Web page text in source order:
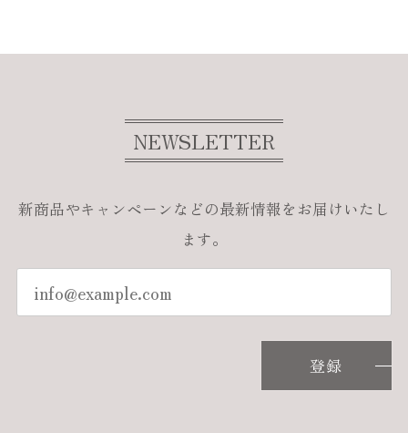
NEWSLETTER
新商品やキャンペーンなどの最新情報をお届けいたし
ます。
登録